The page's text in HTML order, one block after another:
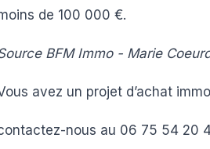
de 100 000 €.
BFM Immo - Marie
avez un projet d’achat
nous au 06 75 54 20